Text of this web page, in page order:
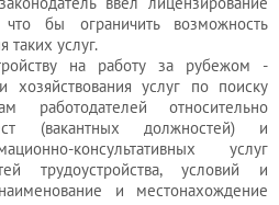
бы ограничить возможность
таких услуг.
на работу за рубежом -
хозяйствования услуг по поиску
работодателей относительно
(вакантных должностей) и
консультативных услуг
трудоустройства, условий и
и местонахождение